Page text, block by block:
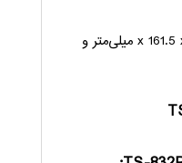
– ابعاد دستگاه: ۲۲۷٫۵ x 161.5 x 220 میلی‌متر و